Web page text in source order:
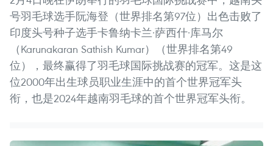
号羽毛球选手阮海登（世界排名第97位）出色击败了
印度头号种子选手卡鲁纳卡兰·萨西什·库马尔
（Karunakaran Sathish Kumar）（世界排名第49
位），最终赢得了羽毛球国际挑战赛的冠军。这是这
位2000年出生球员职业生涯中的首个世界冠军头
衔，也是2024年越南羽毛球的首个世界冠军头衔。